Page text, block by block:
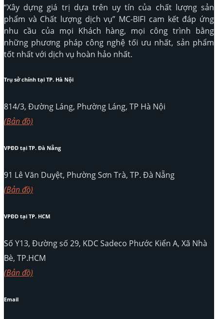
“Xây dựng giá trị dựa trên uy tín của chất lượng sản
phẩm và Chất lượng dịch vụ” MC-BIFI cam kết đáp ứng
nhu cầu của mọi Khách hàng, mọi công trình bằng
những phương pháp công nghệ tối ưu nhất, sản phẩm
tốt nhất với dịch vụ hoàn hảo nhất.
Trụ sở chính tại TP. Hà Nội
814/3, Đường Láng, Phường Láng, TP Hà Nội
(Bản đồ)
VPĐD tại TP. Đà Nẵng
91 Lê Văn Duyệt, Phường Sơn Trà, TP. Đà Nẵng
(Bản đồ)
VPĐD tại TP. HCM
Số Y13, Đường số 29, KDC Sadeco Phước Kiển A, Xã Nhà
Bè, TP.HCM
(Bản đồ)
Email